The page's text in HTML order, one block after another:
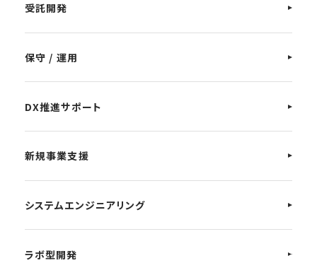
受託開発
保守 / 運用
DX推進サポート
新規事業支援
システムエンジニアリング
ラボ型開発